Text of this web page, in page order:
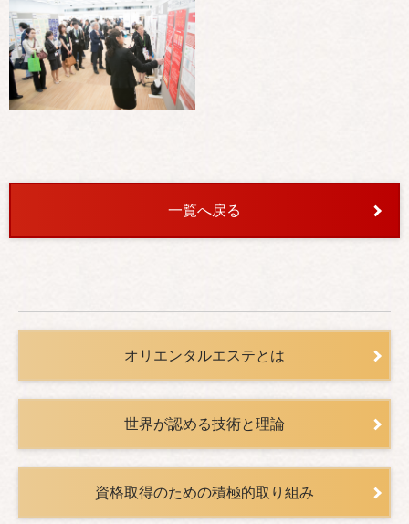
一覧へ戻る
オリエンタルエステとは
世界が認める技術と理論
資格取得のための積極的取り組み